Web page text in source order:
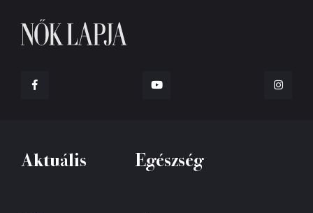
Aktuális Egészség